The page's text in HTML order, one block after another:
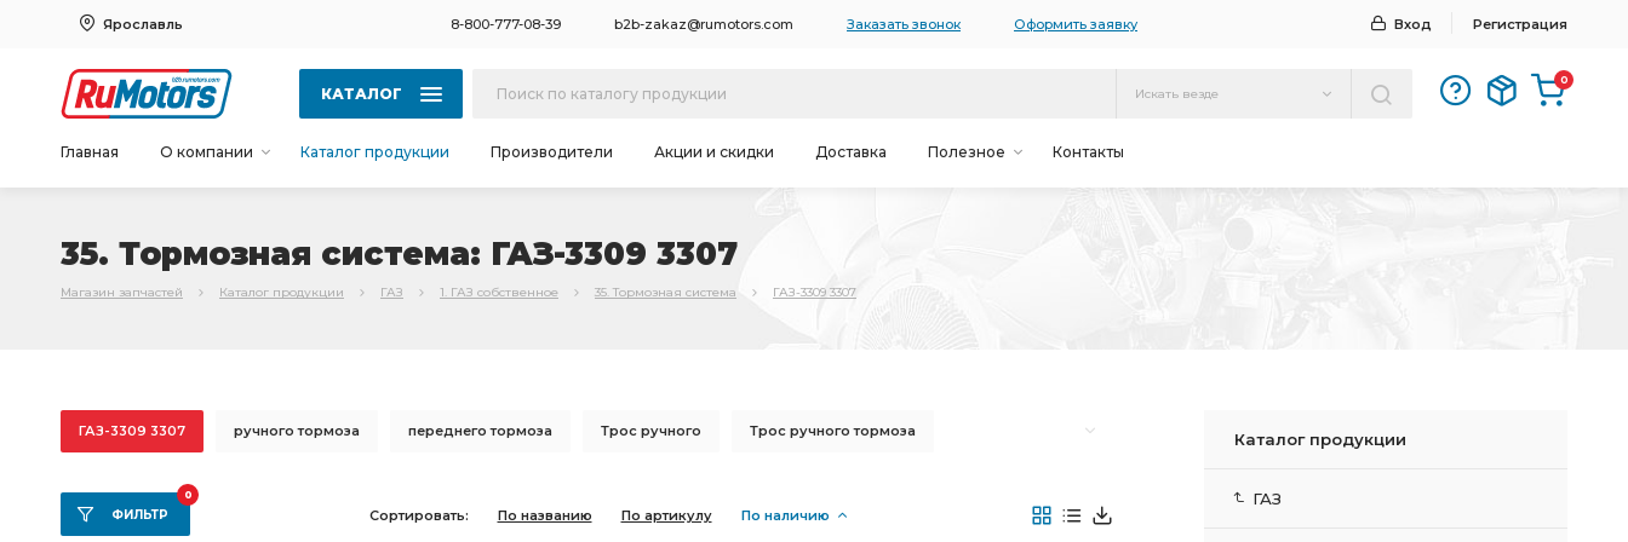
Ярославль 8-800-777-08-39 b2b-zakaz@rumotors.com Заказать звонок Оформить заявку Вход Регистрация
КАТАЛОГ Искать везде
0
Главная О компании Каталог продукции Производители Акции и скидки Доставка Полезное Контакты
35. Тормозная система: ГАЗ-3309 3307
Магазин запчастей Каталог продукции ГАЗ 1. ГАЗ собственное 35. Тормозная система ГАЗ-3309 3307
ГАЗ-3309 3307 ручного тормоза переднего тормоза Трос ручного Трос ручного тормоза
Трубка от тройника
Тормоз задний
ФИЛЬТР
0
Сортировать: По названию По артикулу По наличию
Каталог продукции
ГАЗ